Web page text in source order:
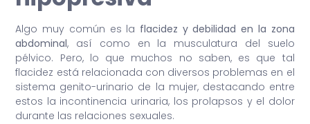
Algo muy común es la flacidez y debilidad en la zona
abdominal, así como en la musculatura del suelo
pélvico. Pero, lo que muchos no saben, es que tal
flacidez está relacionada con diversos problemas en el
sistema genito-urinario de la mujer, destacando entre
estos la incontinencia urinaria, los prolapsos y el dolor
durante las relaciones sexuales.